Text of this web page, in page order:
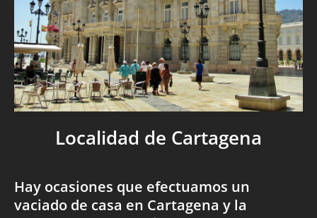
Localidad de Cartagena
Hay ocasiones que efectuamos un
vaciado de casa en Cartagena y la